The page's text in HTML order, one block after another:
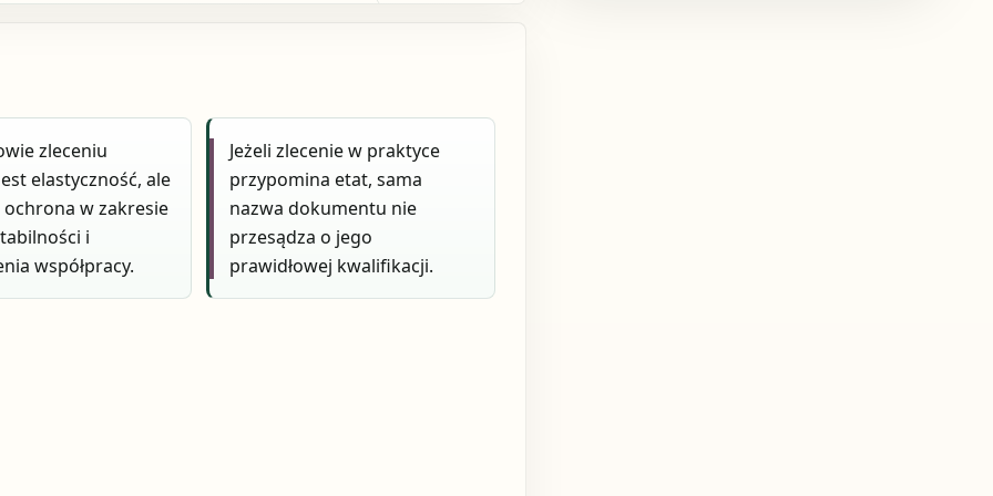
zleceniu
elastyczność, ale
ochrona w zakresie
i
współpracy.
Jeżeli zlecenie w praktyce
przypomina etat, sama
nazwa dokumentu nie
przesądza o jego
prawidłowej kwalifikacji.